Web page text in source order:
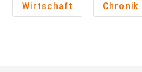
Wirtschaft Chronik